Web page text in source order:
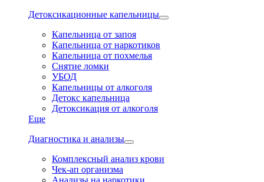
Детоксикационные капельницы
Капельница от запоя
Капельница от наркотиков
Капельница от похмелья
Снятие ломки
УБОД
Капельницы от алкоголя
Детокс капельница
Детоксикация от алкоголя
Еще
Диагностика и анализы
Комплексный анализ крови
Чек-ап организма
Анализы на наркотики